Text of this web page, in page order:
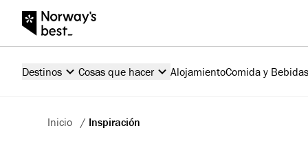
Destinos Cosas que hacer AlojamientoComida y Bebidas
Inicio / Inspiración